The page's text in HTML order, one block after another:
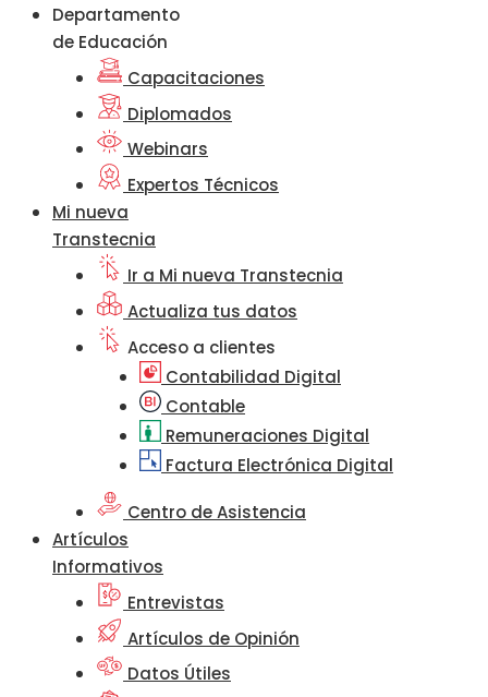
Departamento
de Educación
Capacitaciones
Diplomados
Webinars
Expertos Técnicos
Mi nueva
Transtecnia
Ir a Mi nueva Transtecnia
Actualiza tus datos
Acceso a clientes
Contabilidad Digital
Contable
Remuneraciones Digital
Factura Electrónica Digital
Centro de Asistencia
Artículos
Informativos
Entrevistas
Artículos de Opinión
Datos Útiles